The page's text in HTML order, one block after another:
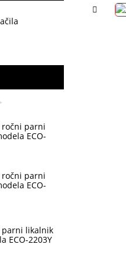
ročni parni
ECO-
ročni parni
ECO-
parni likalnik
ECO-2203Y